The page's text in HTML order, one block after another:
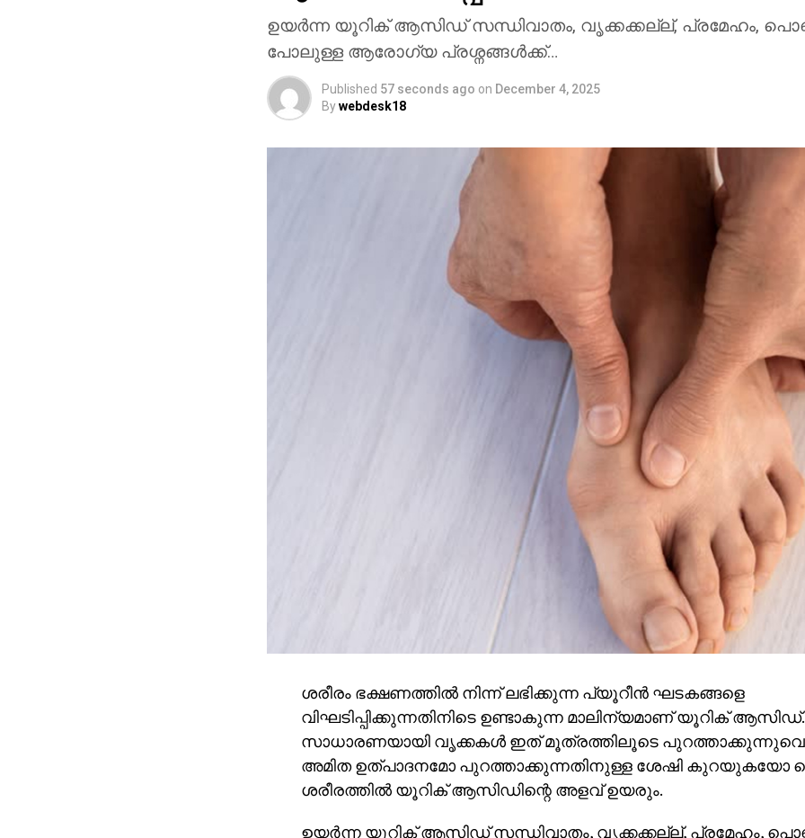
ഉയര്‍ന്ന യൂറിക് ആസിഡ് സന്ധിവാതം, വൃക്കക്കല്ല്, പ്രമേഹം,
പോലുള്ള ആരോഗ്യ പ്രശ്നങ്ങള്‍ക്ക്…
Published 57 seconds ago on December 4, 2025
Bywebdesk18
ശരീരം ഭക്ഷണത്തില്‍ നിന്ന് ലഭിക്കുന്ന പ്യൂറീന്‍ ഘടകങ്ങളെ
വിഘടിപ്പിക്കുന്നതിനിടെ ഉണ്ടാകുന്ന മാലിന്യമാണ് യൂറിക് ആസിഡ്.
സാധാരണയായി വൃക്കകള്‍ ഇത് മൂത്രത്തിലൂടെ
അമിത ഉത്പാദനമോ പുറത്താക്കുന്നതിനുള്ള ശേഷി കുറയുകയോ
ശരീരത്തില്‍ യൂറിക് ആസിഡിന്റെ അളവ് ഉയരും.
ഉയര്‍ന്ന യൂറിക് ആസിഡ് സന്ധിവാതം, വൃക്കക്കല്ല്, പ്രമേഹം,